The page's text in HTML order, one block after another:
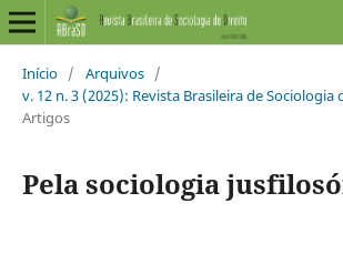
Início / Arquivos /
v. 12 n. 3 (2025): Revista Brasileira de Sociologia
Artigos
Pela sociologia